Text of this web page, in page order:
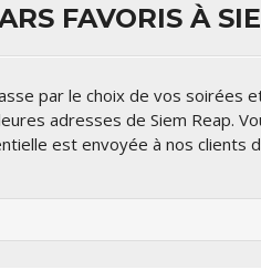
FAVORIS À
par le choix de vos soirées
adresses de Siem Reap.
est envoyée à nos clients